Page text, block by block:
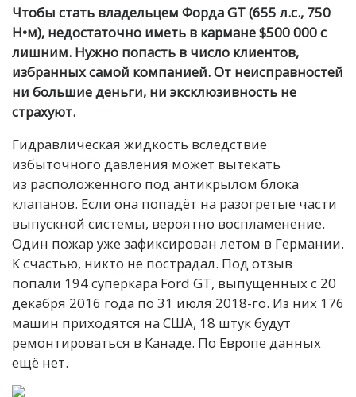
Чтобы стать владельцем Форда GT (655 л.с., 750
Н•м), недостаточно иметь в кармане $500 000 с
лишним. Нужно попасть в число клиентов,
избранных самой компанией. От неисправностей
ни большие деньги, ни эксклюзивность не
страхуют.
Гидравлическая жидкость вследствие
избыточного давления может вытекать
из расположенного под антикрылом блока
клапанов. Если она попадёт на разогретые части
выпускной системы, вероятно воспламенение.
Один пожар уже зафиксирован летом в Германии.
К счастью, никто не пострадал. Под отзыв
попали 194 суперкара Ford GT, выпущенных с 20
декабря 2016 года по 31 июля 2018-го. Из них 176
машин приходятся на США, 18 штук будут
ремонтироваться в Канаде. По Европе данных
ещё нет.